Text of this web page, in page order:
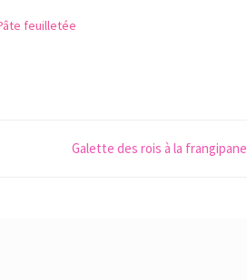
feuilletée
Galette des rois à la frangipane